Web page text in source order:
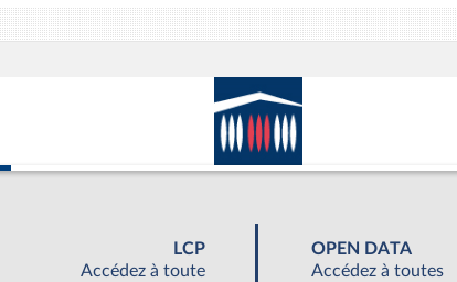
LCP
Accédez à toute
OPEN DATA
Accédez à toutes